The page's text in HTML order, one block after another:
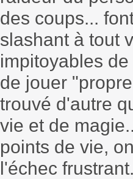
des coups...
slashant à tout
impitoyables
de jouer
trouvé d'autre
vie et de
points de vie,
l'échec